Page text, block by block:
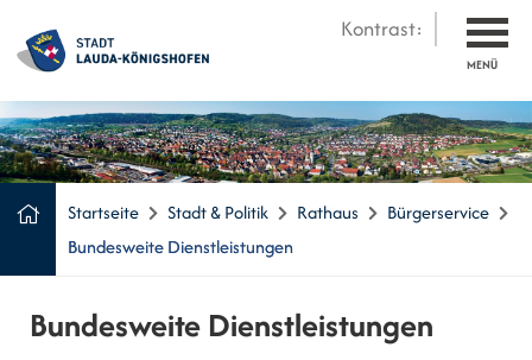
Kontrast:
MENÜ
Startseite Stadt & Politik Rathaus
Bürgerservice
Bundesweite Dienstleistungen
Bundesweite Dienstleistungen